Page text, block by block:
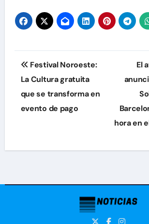
Navegación
de
entradas
Festival Noroeste:
La Cultura gratuita
que se transforma en
evento de pago
El
hora en